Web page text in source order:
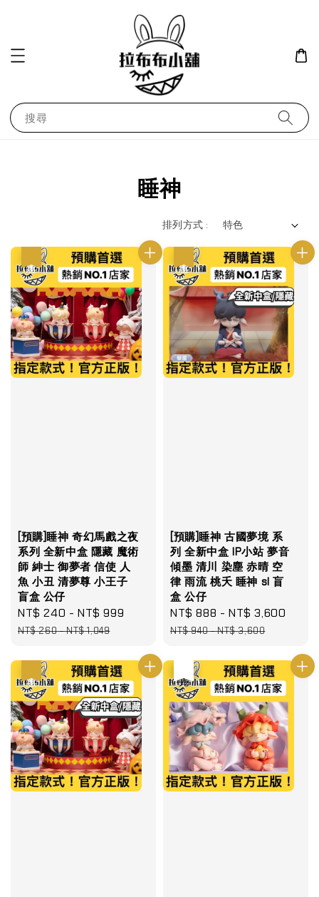
搜尋
睡神
排列方式 :
[預購]睡神 奇幻馬戲之夜
系列 全新中盒 隱藏 魔術
師 紳士 御夢者 信使 人
魚 小丑 清夢尊 小王子
盲盒 公仔
Sale
price
NT$ 240 -NT$ 999
Regular
NT$ 260-NT$ 1,049
[預購]睡神 古國夢境 系
列 全新中盒 IP小站 夢音
傾墨 清川 染塵 赤晴 空
律 雨流 桃夭 睡神 sl 盲
盒 公仔
Sale
price
NT$ 888 -NT$ 3,600
NT$ 940-NT$ 3,600